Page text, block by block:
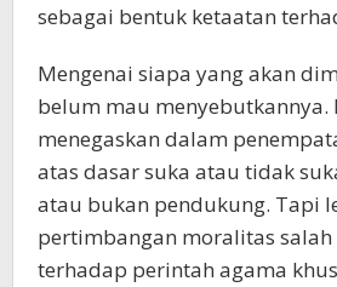
sebagai bentuk ketaatan
Mengenai siapa yang akan
belum mau menyebutkannya.
menegaskan dalam
atas dasar suka atau tidak
atau bukan pendukung. Tapi
pertimbangan moralitas
terhadap perintah agama